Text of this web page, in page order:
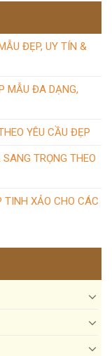
ĐẸP, UY TÍN &
MẪU ĐA DẠNG,
YÊU CẦU ĐẸP
TRỌNG THEO
XẢO CHO CÁC